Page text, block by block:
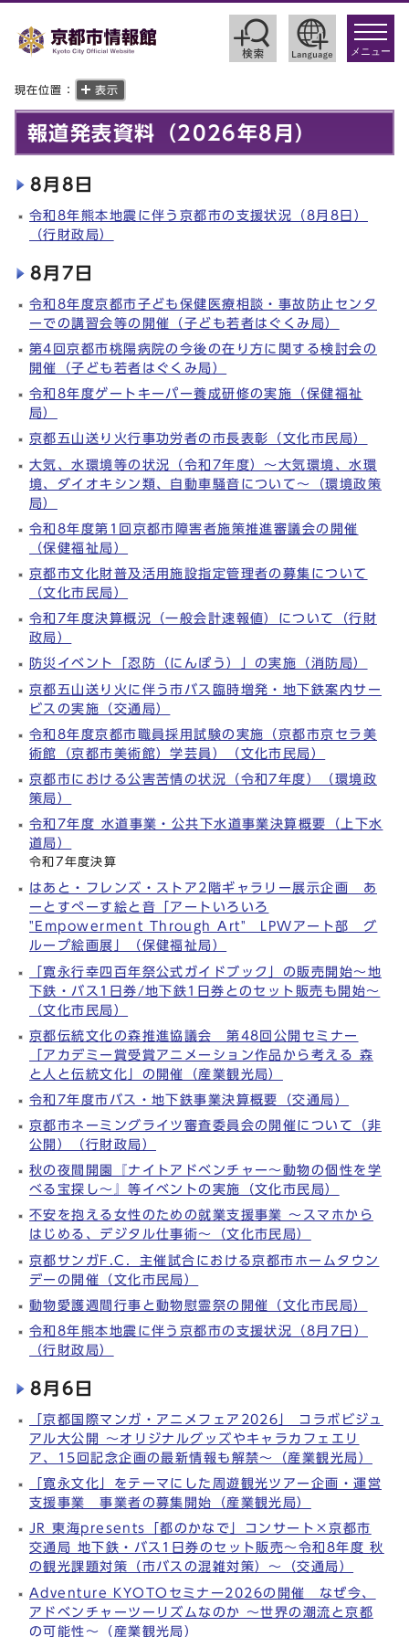
toggle
メニュー
現在位置： 表示
報道発表資料（2026年8月）
8月8日
令和8年熊本地震に伴う京都市の支援状況（8月8日）
（行財政局）
8月7日
令和8年度京都市子ども保健医療相談・事故防止センタ
ーでの講習会等の開催（子ども若者はぐくみ局）
第4回京都市桃陽病院の今後の在り方に関する検討会の
開催（子ども若者はぐくみ局）
令和8年度ゲートキーパー養成研修の実施（保健福祉
局）
京都五山送り火行事功労者の市長表彰（文化市民局）
大気、水環境等の状況（令和7年度）～大気環境、水環
境、ダイオキシン類、自動車騒音について～（環境政策
局）
令和8年度第1回京都市障害者施策推進審議会の開催
（保健福祉局）
京都市文化財普及活用施設指定管理者の募集について
（文化市民局）
令和7年度決算概況（一般会計速報値）について（行財
政局）
防災イベント「忍防（にんぽう）」の実施（消防局）
京都五山送り火に伴う市バス臨時増発・地下鉄案内サー
ビスの実施（交通局）
令和8年度京都市職員採用試験の実施（京都市京セラ美
術館（京都市美術館）学芸員）（文化市民局）
京都市における公害苦情の状況（令和7年度）（環境政
策局）
令和7年度 水道事業・公共下水道事業決算概要（上下水
道局）
令和7年度決算
はあと・フレンズ・ストア2階ギャラリー展示企画 あ
ーとすぺーす絵と音「アートいろいろ
"Empowerment Through Art" LPWアート部 グ
ループ絵画展」（保健福祉局）
「寛永行幸四百年祭公式ガイドブック」の販売開始～地
下鉄・バス1日券/地下鉄1日券とのセット販売も開始～
（文化市民局）
京都伝統文化の森推進協議会 第48回公開セミナー
「アカデミー賞受賞アニメーション作品から考える 森
と人と伝統文化」の開催（産業観光局）
令和7年度市バス・地下鉄事業決算概要（交通局）
京都市ネーミングライツ審査委員会の開催について（非
公開）（行財政局）
秋の夜間開園『ナイトアドベンチャー～動物の個性を学
べる宝探し～』等イベントの実施（文化市民局）
不安を抱える女性のための就業支援事業 ～スマホから
はじめる、デジタル仕事術～（文化市民局）
京都サンガF.C．主催試合における京都市ホームタウン
デーの開催（文化市民局）
動物愛護週間行事と動物慰霊祭の開催（文化市民局）
令和8年熊本地震に伴う京都市の支援状況（8月7日）
（行財政局）
8月6日
「京都国際マンガ・アニメフェア2026」 コラボビジュ
アル大公開 ～オリジナルグッズやキャラカフェエリ
ア、15回記念企画の最新情報も解禁～（産業観光局）
「寛永文化」をテーマにした周遊観光ツアー企画・運営
支援事業 事業者の募集開始（産業観光局）
JR 東海presents「都のかなで」コンサート×京都市
交通局 地下鉄・バス1日券のセット販売～令和8年度 秋
の観光課題対策（市バスの混雑対策）～（交通局）
Adventure KYOTOセミナー2026の開催 なぜ今、
アドベンチャーツーリズムなのか ～世界の潮流と京都
の可能性～（産業観光局）